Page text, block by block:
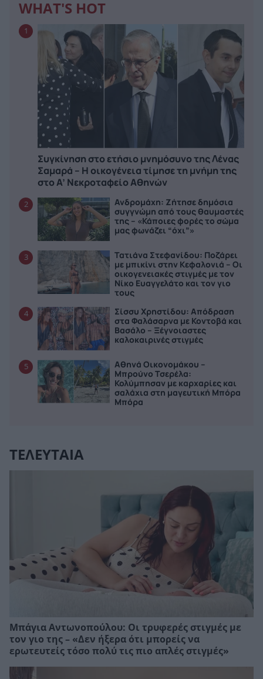
WHAT'S HOT
1
Συγκίνηση στο ετήσιο μνημόσυνο της Λένας
Σαμαρά – Η οικογένεια τίμησε τη μνήμη της
στο Α’ Νεκροταφείο Αθηνών
2
Ανδρομάχη: Ζήτησε δημόσια
συγγνώμη από τους θαυμαστές
της – «Κάποιες φορές το σώμα
μας φωνάζει “όχι”»
3
Τατιάνα Στεφανίδου: Ποζάρει
με μπικίνι στην Κεφαλονιά – Οι
οικογενειακές στιγμές με τον
Νίκο Ευαγγελάτο και τον γιο
τους
4
Σίσσυ Χρηστίδου: Απόδραση
στα Φαλάσαρνα με Κοντοβά και
Βασάλο – Ξέγνοιαστες
καλοκαιρινές στιγμές
5
Αθηνά Οικονομάκου –
Μπρούνο Τσερέλα:
Κολύμπησαν με καρχαρίες και
σαλάχια στη μαγευτική Μπόρα
Μπόρα
ΤΕΛΕΥΤΑΙΑ
Μπάγια Αντωνοπούλου: Οι τρυφερές στιγμές με
τον γιο της – «Δεν ήξερα ότι μπορείς να
ερωτευτείς τόσο πολύ τις πιο απλές στιγμές»